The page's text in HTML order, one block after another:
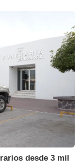
desde 3 mil